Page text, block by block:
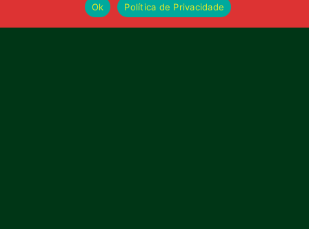
Ok
Política de Privacidade